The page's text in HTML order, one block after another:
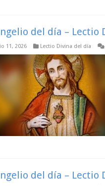
del día – Lectio
11, 2026 Lectio Divina del día
del día – Lectio